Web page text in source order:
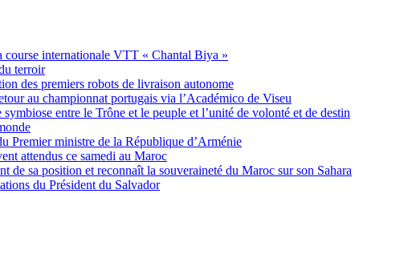
internationale VTT « Chantal Biya »
terroir
des premiers robots de livraison autonome
au championnat portugais via l’Académico de Viseu
entre le Trône et le peuple et l’unité de volonté et de destin
Premier ministre de la République d’Arménie
attendus ce samedi au Maroc
de sa position et reconnaît la souveraineté du Maroc sur son Sahara
du Président du Salvador